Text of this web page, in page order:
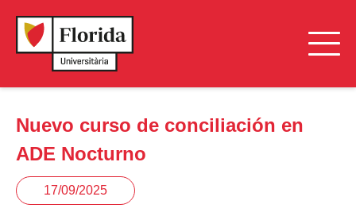
Nuevo curso de conciliación en
ADE Nocturno
17/09/2025